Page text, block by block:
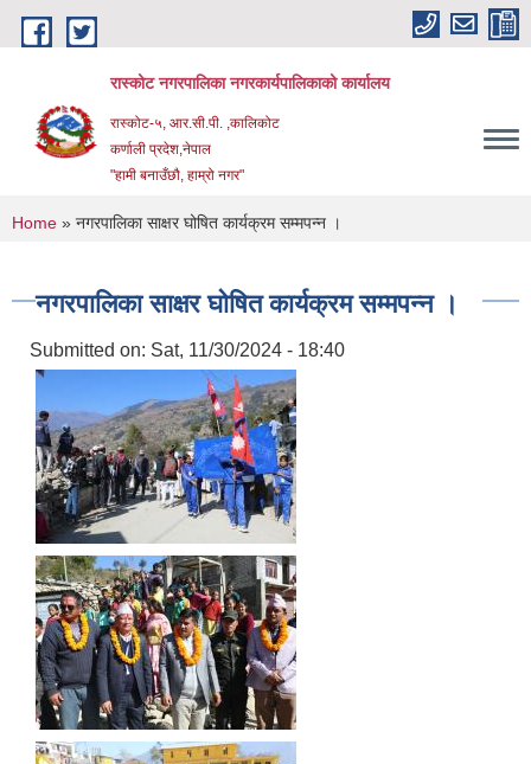
Skip to main content
रास्कोट नगरपालिका नगरकार्यपालिकाको कार्यालय
रास्कोट-५, आर.सी.पी. ,कालिकोट
कर्णाली प्रदेश,नेपाल
"हामी बनाउँछौ, हाम्रो नगर"
You are here
Home » नगरपालिका साक्षर घोषित कार्यक्रम सम्मपन्न ।
नगरपालिका साक्षर घोषित कार्यक्रम सम्मपन्न ।
Submitted on: Sat, 11/30/2024 - 18:40